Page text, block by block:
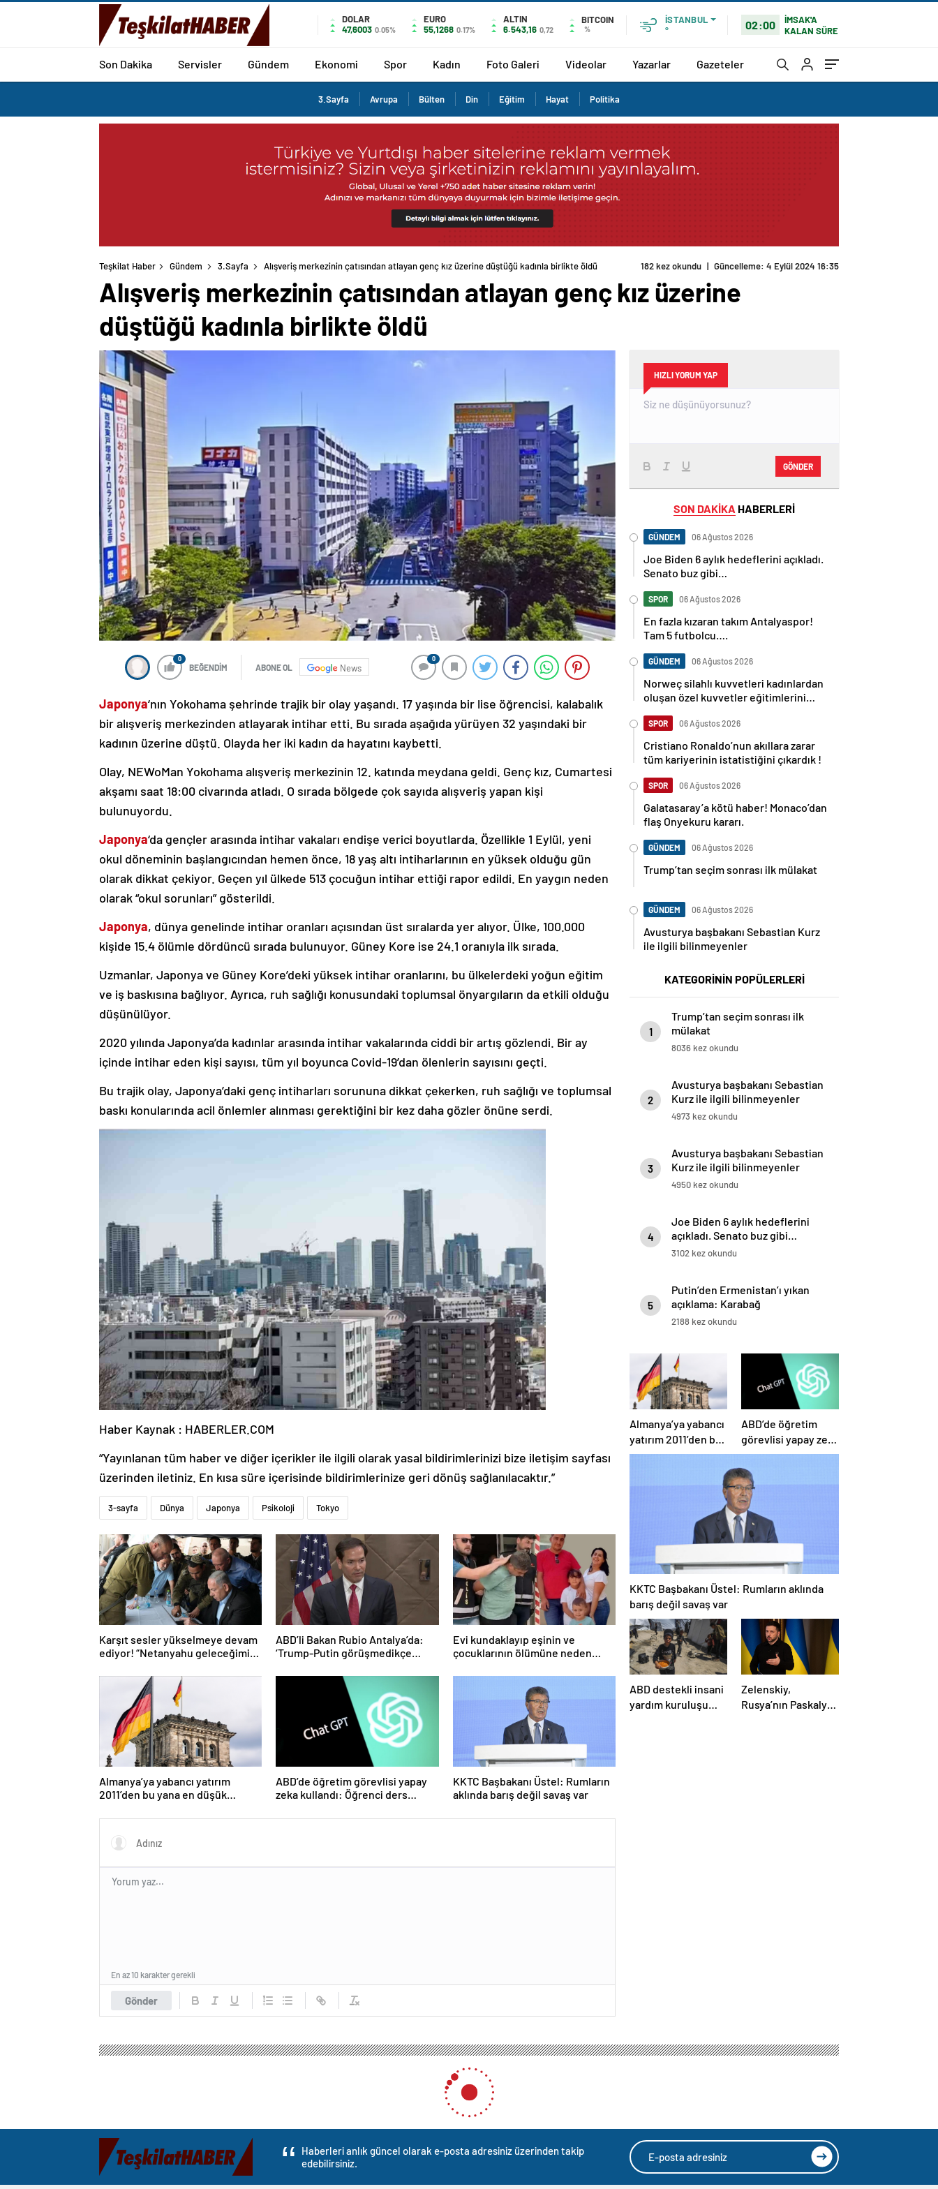
DOLAR
47,6003 0.05%
EURO
55,1268 0.17%
ALTIN
6.543,16 0,72
BITCOIN
%
İSTANBUL
°
02:00
İMSAK'A
KALAN SÜRE
Son Dakika Servisler Gündem Ekonomi Spor Kadın Foto Galeri Videolar Yazarlar Gazeteler
3.Sayfa Avrupa Bülten Din Eğitim Hayat Politika
Teşkilat Haber Gündem 3.Sayfa Alışveriş merkezinin çatısından atlayan genç kız üzerine düştüğü kadınla birlikte öldü 182 kez okundu | Güncelleme: 4 Eylül 2024 16:35
Alışveriş merkezinin çatısından atlayan genç kız üzerine
düştüğü kadınla birlikte öldü
0
BEĞENDİM ABONE OL News
0
Japonya‘nın Yokohama şehrinde trajik bir olay yaşandı. 17 yaşında bir lise öğrencisi, kalabalık
bir alışveriş merkezinden atlayarak intihar etti. Bu sırada aşağıda yürüyen 32 yaşındaki bir
kadının üzerine düştü. Olayda her iki kadın da hayatını kaybetti.
Olay, NEWoMan Yokohama alışveriş merkezinin 12. katında meydana geldi. Genç kız, Cumartesi
akşamı saat 18:00 civarında atladı. O sırada bölgede çok sayıda alışveriş yapan kişi
bulunuyordu.
Japonya‘da gençler arasında intihar vakaları endişe verici boyutlarda. Özellikle 1 Eylül, yeni
okul döneminin başlangıcından hemen önce, 18 yaş altı intiharlarının en yüksek olduğu gün
olarak dikkat çekiyor. Geçen yıl ülkede 513 çocuğun intihar ettiği rapor edildi. En yaygın neden
olarak “okul sorunları” gösterildi.
Japonya, dünya genelinde intihar oranları açısından üst sıralarda yer alıyor. Ülke, 100.000
kişide 15.4 ölümle dördüncü sırada bulunuyor. Güney Kore ise 24.1 oranıyla ilk sırada.
Uzmanlar, Japonya ve Güney Kore’deki yüksek intihar oranlarını, bu ülkelerdeki yoğun eğitim
ve iş baskısına bağlıyor. Ayrıca, ruh sağlığı konusundaki toplumsal önyargıların da etkili olduğu
düşünülüyor.
2020 yılında Japonya’da kadınlar arasında intihar vakalarında ciddi bir artış gözlendi. Bir ay
içinde intihar eden kişi sayısı, tüm yıl boyunca Covid-19’dan ölenlerin sayısını geçti.
Bu trajik olay, Japonya’daki genç intiharları sorununa dikkat çekerken, ruh sağlığı ve toplumsal
baskı konularında acil önlemler alınması gerektiğini bir kez daha gözler önüne serdi.
Haber Kaynak : HABERLER.COM
“Yayınlanan tüm haber ve diğer içerikler ile ilgili olarak yasal bildirimlerinizi bize iletişim sayfası
üzerinden iletiniz. En kısa süre içerisinde bildirimlerinize geri dönüş sağlanılacaktır.”
3-sayfa Dünya Japonya Psikoloji Tokyo
Karşıt sesler yükselmeye devam
ediyor! “Netanyahu geleceğimizi
ABD’li Bakan Rubio Antalya’da:
‘Trump-Putin görüşmedikçe
Evi kundaklayıp eşinin ve
çocuklarının ölümüne neden
çıktı
Almanya’ya yabancı yatırım
2011’den bu yana en düşük
ABD’de öğretim görevlisi yapay
zeka kullandı: Öğrenci ders
KKTC Başbakanı Üstel: Rumların
aklında barış değil savaş var
Gönder
En az 10 karakter gerekli
HIZLI YORUM YAP
GÖNDER
SON DAKİKA HABERLERİ
GÜNDEM 06 Ağustos 2026
Joe Biden 6 aylık hedeflerini açıkladı.
Senato buz gibi…
SPOR 06 Ağustos 2026
En fazla kızaran takım Antalyaspor!
Tam 5 futbolcu….
GÜNDEM 06 Ağustos 2026
Norweç silahlı kuvvetleri kadınlardan
oluşan özel kuvvetler eğitimlerini
SPOR 06 Ağustos 2026
Cristiano Ronaldo’nun akıllara zarar
tüm kariyerinin istatistiğini çıkardık !
SPOR 06 Ağustos 2026
Galatasaray’a kötü haber! Monaco’dan
flaş Onyekuru kararı.
GÜNDEM 06 Ağustos 2026
Trump’tan seçim sonrası ilk mülakat
GÜNDEM 06 Ağustos 2026
Avusturya başbakanı Sebastian Kurz
ile ilgili bilinmeyenler
KATEGORİNİN POPÜLERLERİ
1
Trump’tan seçim sonrası ilk
mülakat
8036 kez okundu
2
Avusturya başbakanı Sebastian
Kurz ile ilgili bilinmeyenler
4973 kez okundu
3
Avusturya başbakanı Sebastian
Kurz ile ilgili bilinmeyenler
4950 kez okundu
4
Joe Biden 6 aylık hedeflerini
açıkladı. Senato buz gibi…
3102 kez okundu
5
Putin’den Ermenistan’ı yıkan
açıklama: Karabağ
Azerbaycan’ın ayrılmaz bir
2188 kez okundu
Almanya’ya yabancı
yatırım 2011’den bu
yana en düşük
ABD’de öğretim
görevlisi yapay zeka
kullandı: Öğrenci
ders ücretini geri
istedi
KKTC Başbakanı Üstel: Rumların aklında
barış değil savaş var
ABD destekli insani
yardım kuruluşu
Zelenskiy,
Rusya’nın Paskalya
Haberleri anlık güncel olarak e-posta adresiniz üzerinden takip
edebilirsiniz.